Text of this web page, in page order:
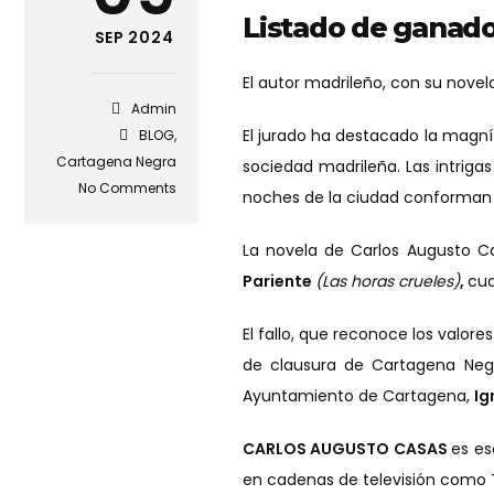
SEP 2024
Admin
BLOG,
Cartagena Negra
No Comments
Listado de
El autor madrileño, con su
El jurado ha destacado la
sociedad madrileña. Las
noches de la ciudad
La novela de Carlos Augusto
Pariente (Las horas crueles),
El fallo, que reconoce los
de clausura de Cartagena
Ayuntamiento de Cartagena,
CARLOS AUGUSTO CASASes
en cadenas de televisión como